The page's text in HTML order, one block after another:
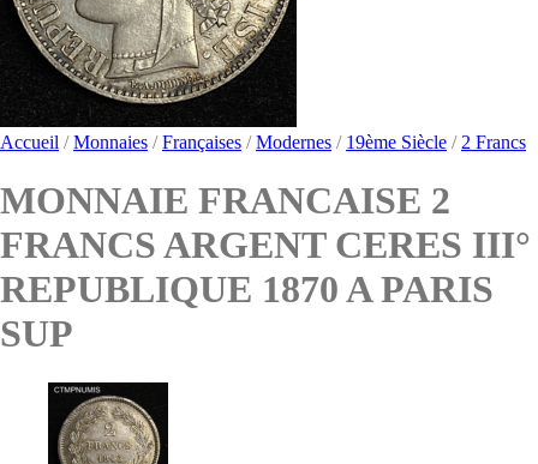
Accueil / Monnaies / Françaises / Modernes / 19ème Siècle / 2 Francs
MONNAIE FRANCAISE 2
FRANCS ARGENT CERES III°
REPUBLIQUE 1870 A PARIS
SUP